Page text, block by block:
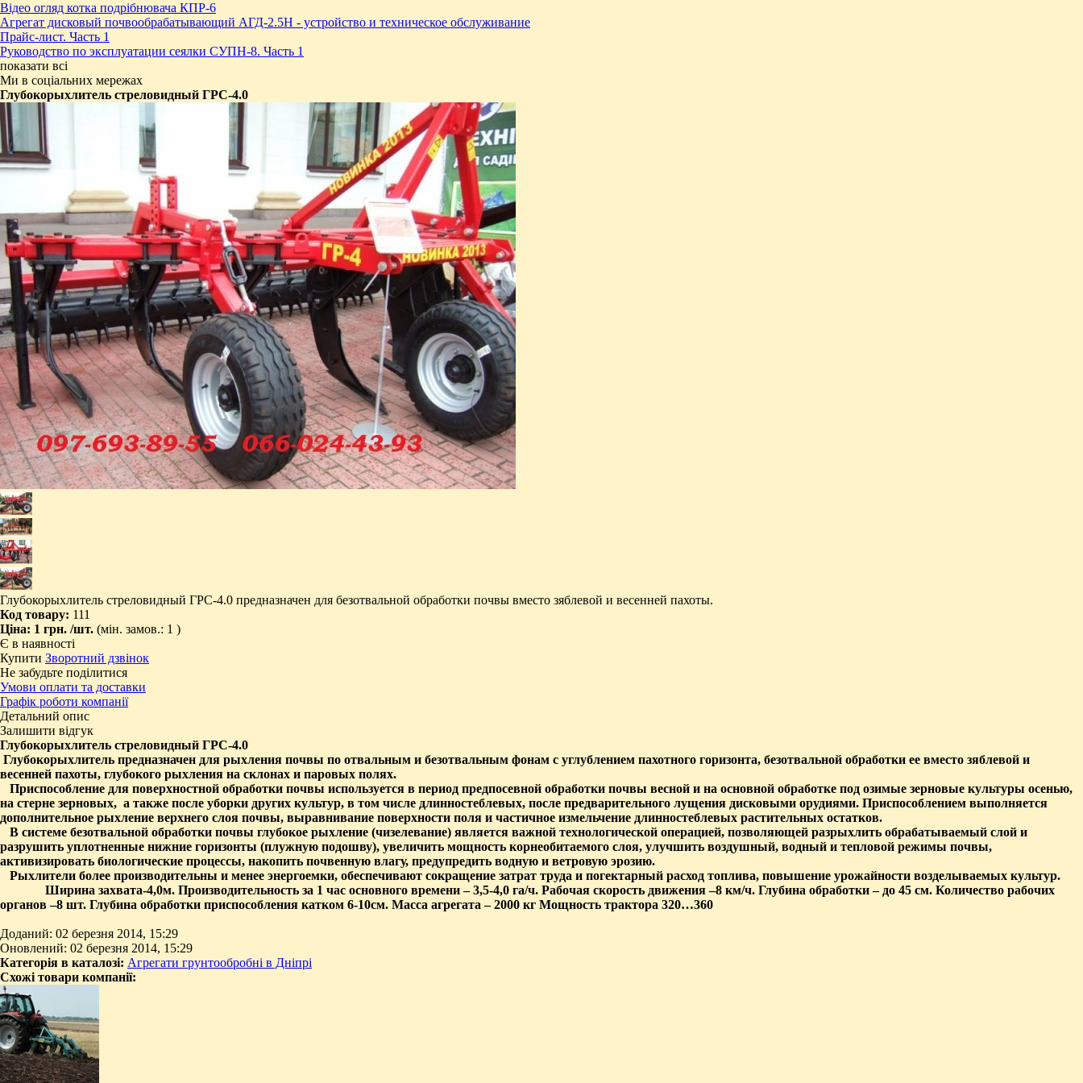
Відео огляд котка подрібнювача КПР-6
Агрегат дисковый почвообрабатывающий АГД-2.5Н - устройство и техническое обслуживание
Прайс-лист. Часть 1
Руководство по эксплуатации сеялки СУПН-8. Часть 1
показати всі
Ми в соціальних мережах
Глубокорыхлитель стреловидный ГРC-4.0
Глубокорыхлитель стреловидный ГРC-4.0 предназначен для безотвальной обработки почвы вместо зяблевой и весенней пахоты.
Код товару: 111
Ціна: 1 грн. /шт. (мін. замов.: 1 )
Є в наявності
Купити Зворотний дзвінок
Не забудьте поділитися
Умови оплати та доставки
Графік роботи компанії
Детальний опис
Залишити відгук
Глубокорыхлитель стреловидный ГРC-4.0
Глубокорыхлитель предназначен для рыхления почвы по отвальным и безотвальным фонам с углублением пахотного горизонта, безотвальной обработки ее вместо зяблевой и
весенней пахоты, глубокого рыхления на склонах и паровых полях.
Приспособление для поверхностной обработки почвы используется в период предпосевной обработки почвы весной и на основной обработке под озимые зерновые культуры осенью,
на стерне зерновых, а также после уборки других культур, в том числе длинностеблевых, после предварительного лущения дисковыми орудиями. Приспособлением выполняется
дополнительное рыхление верхнего слоя почвы, выравнивание поверхности поля и частичное измельчение длинностеблевых растительных остатков.
В системе безотвальной обработки почвы глубокое рыхление (чизелевание) является важной технологической операцией, позволяющей разрыхлить обрабатываемый слой и
разрушить уплотненные нижние горизонты (плужную подошву), увеличить мощность корнеобитаемого слоя, улучшить воздушный, водный и тепловой режимы почвы,
активизировать биологические процессы, накопить почвенную влагу, предупредить водную и ветровую эрозию.
Рыхлители более производительны и менее энергоемки, обеспечивают сокращение затрат труда и погектарный расход топлива, повышение урожайности возделываемых культур.
Ширина захвата-4,0м. Производительность за 1 час основного времени – 3,5-4,0 га/ч. Рабочая скорость движения –8 км/ч. Глубина обработки – до 45 см. Количество рабочих
органов –8 шт. Глубина обработки приспособления катком 6-10см. Масса агрегата – 2000 кг Мощность трактора 320…360
Доданий: 02 березня 2014, 15:29
Оновлений: 02 березня 2014, 15:29
Категорія в каталозі: Агрегати грунтообробні в Дніпрі
Схожі товари компанії: